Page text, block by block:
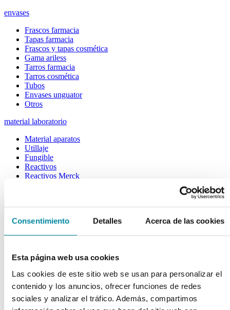
Consentimiento Detalles Acerca de las cookies
Esta página web usa cookies
Las cookies de este sitio web se usan para personalizar el
contenido y los anuncios, ofrecer funciones de redes
sociales y analizar el tráfico. Además, compartimos
envases
Frascos farmacia
Tapas farmacia
Frascos y tapas cosmética
Gama ariless
Tarros farmacia
Tarros cosmética
Tubos
Envases unguator
Otros
material laboratorio
Material aparatos
Utillaje
Fungible
Reactivos
Reactivos Merck
menu shopping_cart search homelock
Búsqueda en el sitio
VASO 3000ml VIDRIO SIMAX
arrow_backFicha de producto